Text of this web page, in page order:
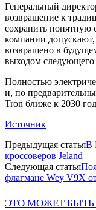
Генеральный
возвращение к
сохранить понятную
компании
возвращено в
выходом следующего
Полностью
и, по
Tron ближе к 2030
Источник
Предыдущая статьяВ
кроссоверов Jeland
Следующая статья
флагмане Wey V9X
ЭТО МОЖЕТ БЫТЬ